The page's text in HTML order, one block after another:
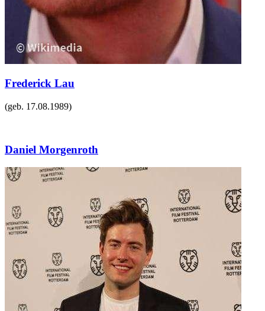
Frederick Lau
(geb. 17.08.1989)
Daniel Morgenroth